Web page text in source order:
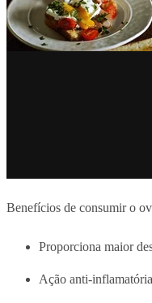
Benefícios de consumir o
Proporciona maior
Ação anti-inflamatória